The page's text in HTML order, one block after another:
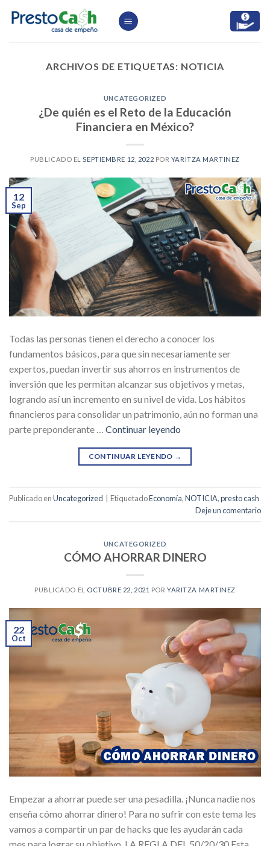
ARCHIVOS DE ETIQUETAS: NOTICIA
UNCATEGORIZED
¿De quién es el Reto de la Educación
Financiera en México?
PUBLICADO EL SEPTIEMBRE 12, 2022 POR YARITZA MARTINEZ
12
Sep
Todas las personas tienen el derecho a conocer los
fundamentos básicos, para que sin necesariamente ser
expertos, puedan invertir sus ahorros en instrumentos de
inversión que les permitan alcanzar sus objetivos y metas,
logrando así un incremento en su nivel de vida. Los hábitos
financieros para consolidar un patrimonio, aún no forman una
parte preponderante … Continuar leyendo
CONTINUAR LEYENDO →
Publicado enUncategorized EtiquetadoEconomía,NOTICIA,presto cash
Deje un comentario
UNCATEGORIZED
CÓMO AHORRAR DINERO
PUBLICADO EL OCTUBRE 22, 2021 PORYARITZA MARTINEZ
22
Oct
Empezar a ahorrar puede ser una pesadilla. ¡Nunca nadie nos
enseña cómo ahorrar dinero! Para no sufrir con este tema les
vamos a compartir un par de hacks que les ayudarán cada
mes para lograr su objetivo. LA REGLA DEL 50/20/30 Esta